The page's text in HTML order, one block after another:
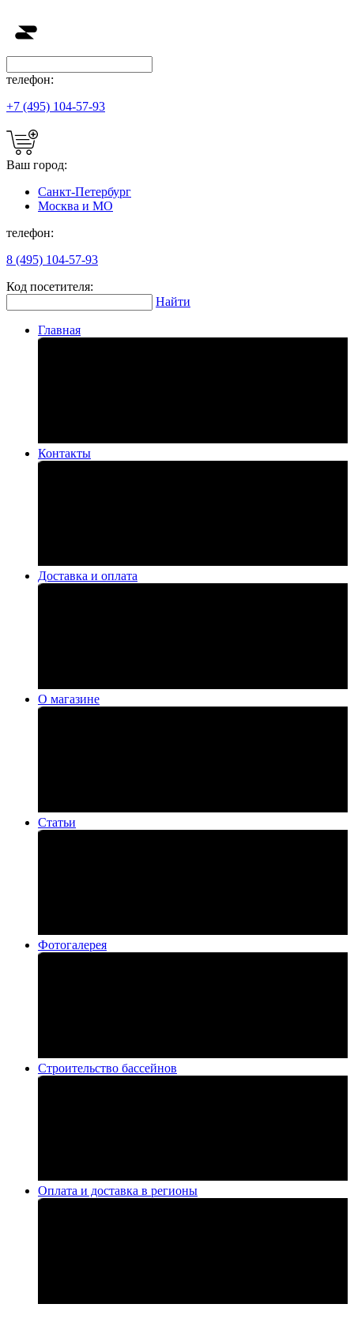
телефон:
+7 (495) 104-57-93
Ваш город:
Санкт-Петербург
Москва и МО
телефон:
8 (495) 104-57-93
Код посетителя:
Найти
Главная
Контакты
Доставка и оплата
О магазине
Статьи
Фотогалерея
Строительство бассейнов
Оплата и доставка в регионы